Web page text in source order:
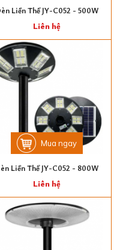
Liền Thể JY-C052 - 500W
Liên hệ
Mua ngay
Liền Thể JY-C052 - 800W
Liên hệ